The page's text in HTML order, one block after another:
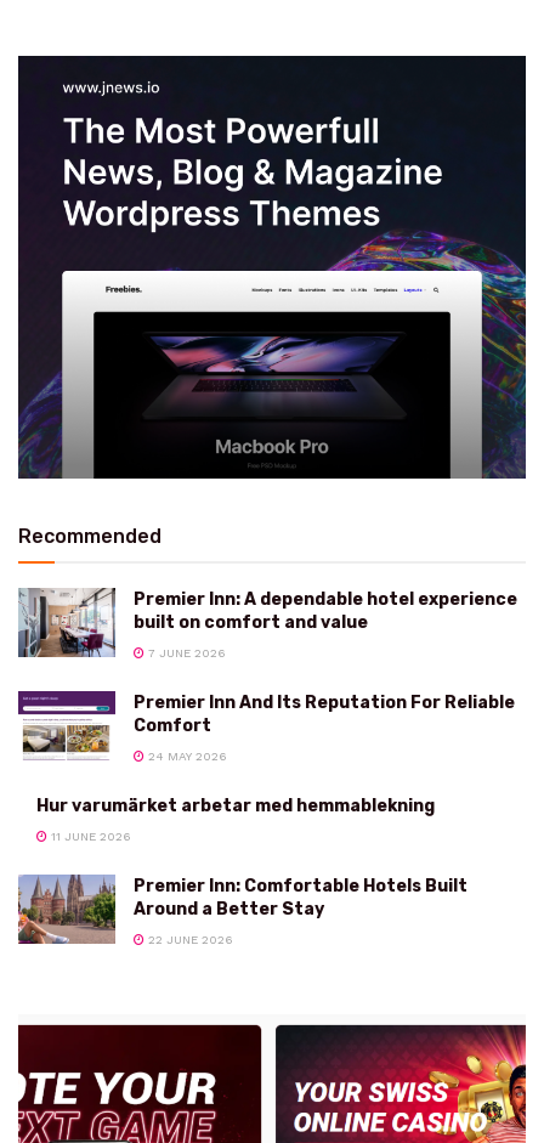
Recommended
Premier Inn: A dependable hotel experience
built on comfort and value
7 JUNE 2026
Premier Inn And Its Reputation For Reliable
Comfort
24 MAY 2026
Hur varumärket arbetar med hemmablekning
11 JUNE 2026
Premier Inn: Comfortable Hotels Built
Around a Better Stay
22 JUNE 2026